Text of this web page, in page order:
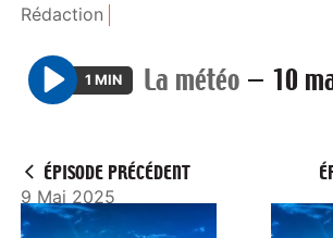
Rédaction
P
y
1 MIN La météo — 10
ÉPISODE PRÉCÉDENT
9 Mai 2025